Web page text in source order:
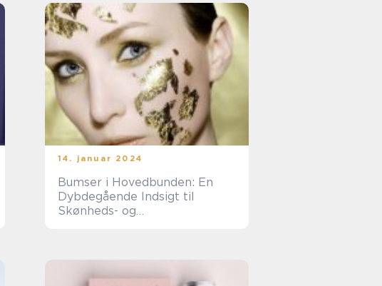
14. januar 2024
Bumser i Hovedbunden: En
Dybdegående Indsigt til
Skønheds- og